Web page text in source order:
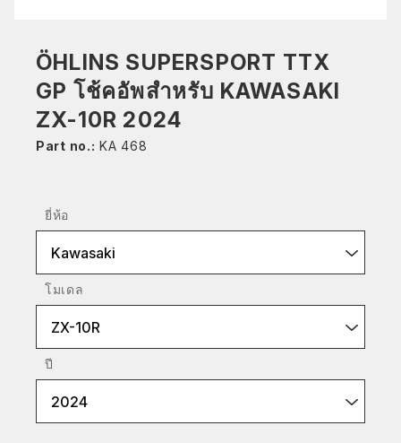
ÖHLINS SUPERSPORT TTX
GP โช้คอัพสำหรับ KAWASAKI
ZX-10R 2024
Part no.: KA 468
ยี่ห้อ
Kawasaki
โมเดล
ZX-10R
ปี
2024